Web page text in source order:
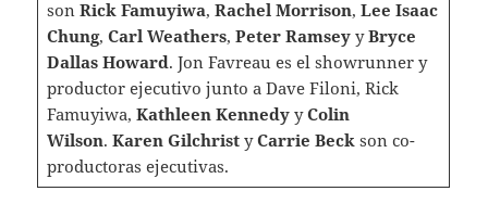
son Rick Famuyiwa, Rachel Morrison, Lee Isaac
Chung, Carl Weathers, Peter RamseyyBryce
Dallas Howard. Jon Favreau es el showrunner y
productor ejecutivo junto a Dave Filoni, Rick
Famuyiwa, Kathleen KennedyyColin
Wilson. Karen GilchristyCarrie Beck son co-
productoras ejecutivas.